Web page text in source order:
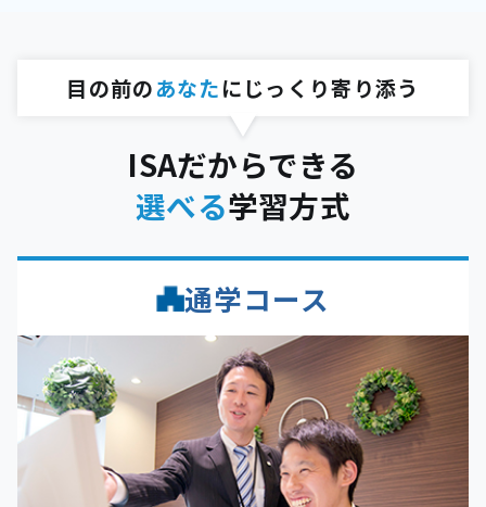
目の前のあなたにじっくり寄り添う
ISAだからできる
選べる学習方式
通学コース